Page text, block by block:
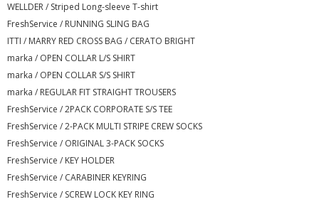
WELLDER / Striped Long-sleeve T-shirt
FreshService / RUNNING SLING BAG
ITTI / MARRY RED CROSS BAG / CERATO BRIGHT
marka / OPEN COLLAR L/S SHIRT
marka / OPEN COLLAR S/S SHIRT
marka / REGULAR FIT STRAIGHT TROUSERS
FreshService / 2PACK CORPORATE S/S TEE
FreshService / 2-PACK MULTI STRIPE CREW SOCKS
FreshService / ORIGINAL 3-PACK SOCKS
FreshService / KEY HOLDER
FreshService / CARABINER KEYRING
FreshService / SCREW LOCK KEY RING